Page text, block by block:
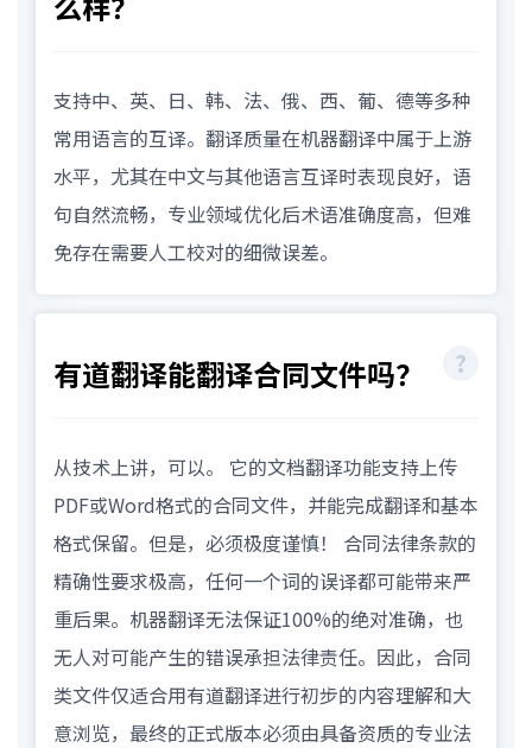
支持中、英、日、韩、法、俄、西、葡、德等多种
常用语言的互译。翻译质量在机器翻译中属于上游
水平，尤其在中文与其他语言互译时表现良好，语
句自然流畅，专业领域优化后术语准确度高，但难
免存在需要人工校对的细微误差。
有道翻译能翻译合同文件吗？
从技术上讲，可以。 它的文档翻译功能支持上传
PDF或Word格式的合同文件，并能完成翻译和基本
格式保留。但是，必须极度谨慎！ 合同法律条款的
精确性要求极高，任何一个词的误译都可能带来严
重后果。机器翻译无法保证100%的绝对准确，也
无人对可能产生的错误承担法律责任。因此，合同
类文件仅适合用有道翻译进行初步的内容理解和大
意浏览，最终的正式版本必须由具备资质的专业法